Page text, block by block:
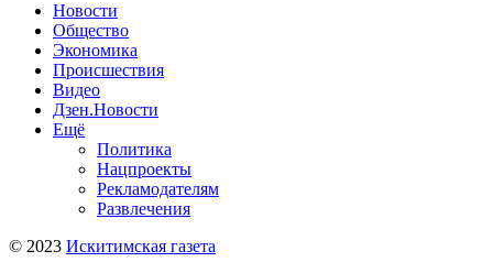
Новости
Общество
Экономика
Происшествия
Видео
Дзен.Новости
Ещё
Политика
Нацпроекты
Рекламодателям
Развлечения
© 2023 Искитимская газета